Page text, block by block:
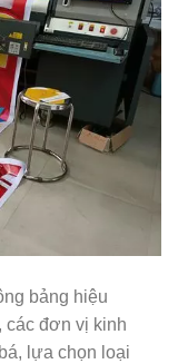
bảng hiệu
các đơn vị kinh
lựa chọn loại